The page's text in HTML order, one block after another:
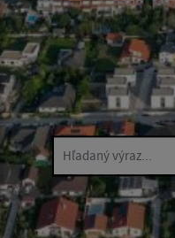
Hľadaný výraz...